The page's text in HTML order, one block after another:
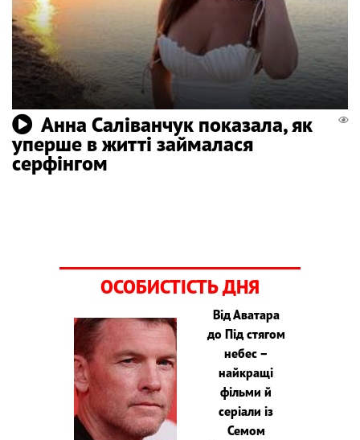
Анна Саліванчук показала, як
уперше в житті займалася
серфінгом
ОСОБИСТІСТЬ ДНЯ
Від Аватара
до Під стягом
небес –
найкращі
фільми й
серіали із
Семом